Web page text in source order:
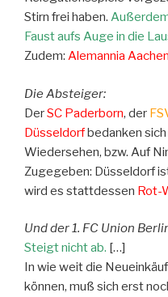
Stirn frei haben.
Faust aufs Auge in die
Zudem: Alemannia
Die Absteiger:
DerSC Paderborn, der
Düsseldorfbedanken
Wiedersehen, bzw. Auf
Zugegeben: Düsseldorf
wird es stattdessen Rot-
Und der 1. FC Union
Steigt nicht ab. […]
In wie weit die
können, muß sich erst